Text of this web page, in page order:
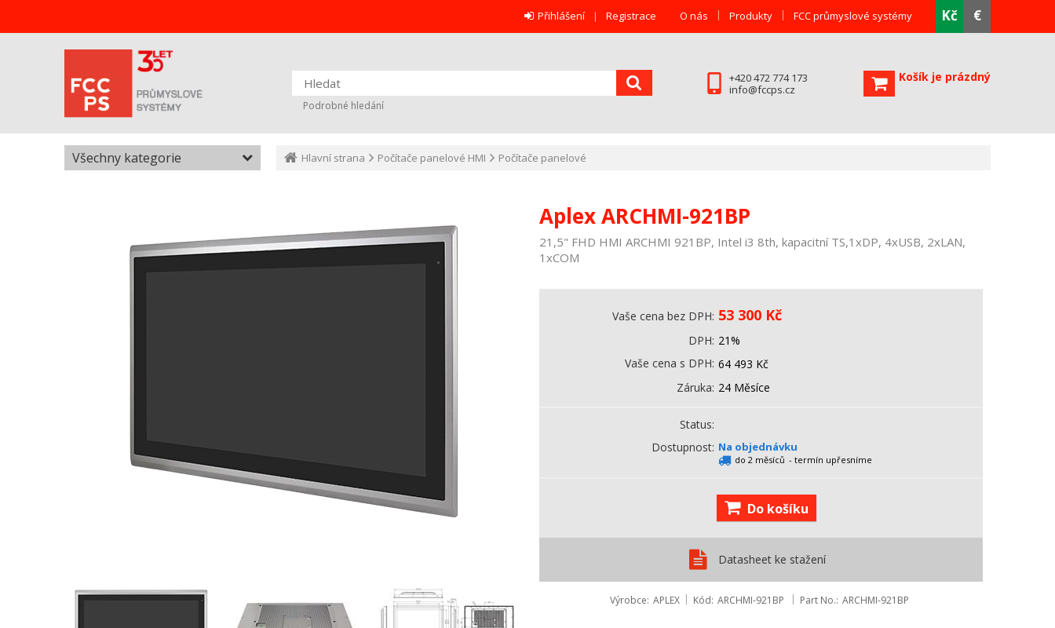
Kč €
O nás Produkty FCC průmyslové systémy
Přihlášení Registrace
Košík je prázdný
+420 472 774 173
info@fccps.cz
Podrobné hledání
Všechny kategorie Hlavní strana Počítače panelové HMI Počítače panelové
Aplex ARCHMI-921BP
21,5" FHD HMI ARCHMI 921BP, Intel i3 8th, kapacitní TS,1xDP, 4xUSB, 2xLAN,
1xCOM
Vaše cena bez DPH 53 300 Kč
DPH 21%
Vaše cena s DPH 64 493 Kč
Záruka 24 Měsíce
Status
Dostupnost Na objednávku
do 2 měsíců - termín upřesníme
Do košíku
Datasheet ke stažení
Výrobce APLEX Kód ARCHMI-921BP Part No. ARCHMI-921BP